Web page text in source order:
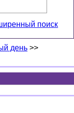
поиск
день >>